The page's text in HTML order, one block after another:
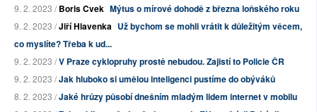
9. 2. 2023 /Boris Cvek Mýtus o mírové dohodě z března loňského roku
9. 2. 2023 /Jiří Hlavenka Už bychom se mohli vrátit k důležitým věcem,
co myslíte? Třeba k ud...
9. 2. 2023 /V Praze cyklopruhy prostě nebudou. Zajistí to Policie ČR
9. 2. 2023 /Jak hluboko si umělou inteligenci pustíme do obýváků
8. 2. 2023 /Jaké hrůzy působí dnešním mladým lidem internet v mobilu